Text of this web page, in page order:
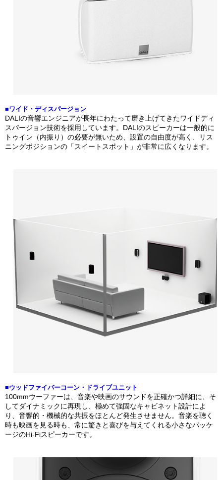
■ワイド・ディスパージョン
DALIの音響エンジニアが長年にわたって磨き上げてきたワイドディ
スパージョン技術を採用しています。DALIのスピーカーは一般的に
トゥイン（内振り）の必要が無いため、設置の自由度が高く、リス
ニングポジションの「スイートスポット」が非常に広くなります。
■ウッドファイバーコーン・ドライブユニット
100mmウーファーは、音楽や映画のサウンドを正確かつ詳細に、そ
してダイナミックに再現し、極めて強固なキャビネット設計によ
り、音響的・機械的な共振をほとんど発生させません。音楽を聴く
時も映画を見る時も、常に驚きと喜びを与えてくれる小さなパッケ
ージのHi-Fiスピーカーです。